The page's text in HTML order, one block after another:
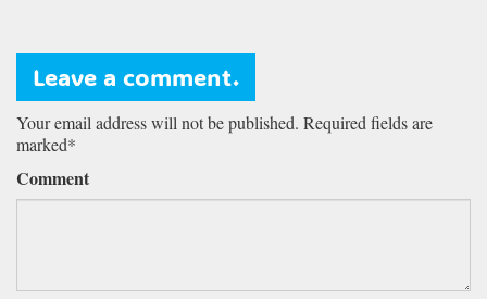
Leave a comment.
Your email address will not be published. Required fields are
marked*
Comment